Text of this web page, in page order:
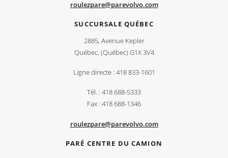
roulezpare@parevolvo.com
SUCCURSALE QUÉBEC
2885, Avenue Kepler
Québec, (Québec) G1X 3V4
Ligne directe : 418 833-1601
Tél. : 418 688-5333
Fax : 418 688-1346
roulezpare@parevolvo.com
PARÉ CENTRE DU CAMION